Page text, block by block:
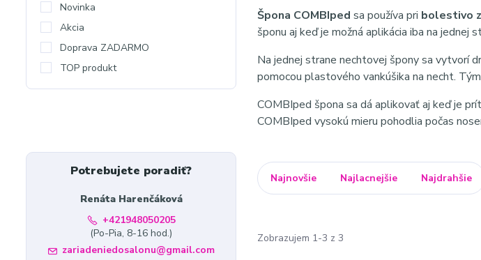
Špona COMBIped sa používa pri bolestivo
šponu aj keď je možná aplikácia iba na jednej
Na jednej strane nechtovej špony sa vytvorí
pomocou plastového vankúšika na necht.
COMBIped špona sa dá aplikovať aj keď je
COMBIped vysokú mieru pohodlia počas
Najnovšie Najlacnejšie Najdrahšie
Zobrazujem 1-3 z 3
Novinka
Akcia
Doprava ZADARMO
TOP produkt
Potrebujete poradiť?
Renáta Harenčáková
+421948050205
(Po-Pia, 8-16 hod.)
zariadeniedosalonu@gmail.com